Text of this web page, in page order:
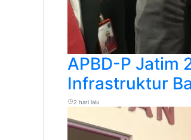
APBD-P Jatim
Infrastruktur
2 hari lalu